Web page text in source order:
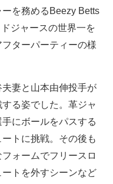
を務めるBeezy Betts
ジャースの世界一を
ターパーティーの様
妻と山本由伸投手が
る姿でした。革ジャ
にボールをパスする
トに挑戦。その後も
ォームでフリースロ
トを外すシーンなど